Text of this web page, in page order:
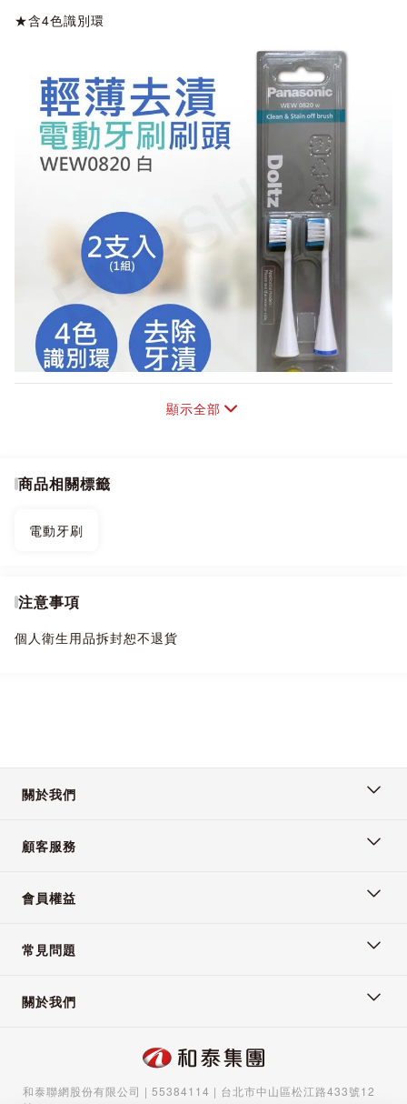
★含4色識別環
顯示全部
商品相關標籤
電動牙刷
注意事項
個人衛生用品拆封恕不退貨
關於我們
顧客服務
會員權益
常見問題
關於我們
和泰聯網股份有限公司 | 55384114 | 台北市中山區松江路433號12